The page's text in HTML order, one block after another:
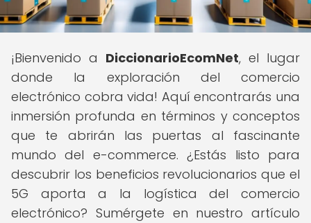
¡Bienvenido a DiccionarioEcomNet, el lugar
donde la exploración del comercio
electrónico cobra vida! Aquí encontrarás una
inmersión profunda en términos y conceptos
que te abrirán las puertas al fascinante
mundo del e-commerce. ¿Estás listo para
descubrir los beneficios revolucionarios que el
5G aporta a la logística del comercio
electrónico? Sumérgete en nuestro artículo